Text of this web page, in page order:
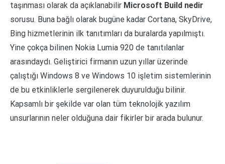
taşınması olarak da açıklanabilir Microsoft Build nedir
sorusu. Buna bağlı olarak bugüne kadar Cortana, SkyDrive,
Bing hizmetlerinin ilk tanıtımları da buralarda yapılmıştı.
Yine çokça bilinen Nokia Lumia 920 de tanıtılanlar
arasındaydı. Geliştirici firmanın uzun yıllar üzerinde
çalıştığı Windows 8 ve Windows 10 işletim sistemlerinin
de bu etkinliklerle sergilenerek duyurulduğu bilinir.
Kapsamlı bir şekilde var olan tüm teknolojik yazılım
unsurlarının neler olduğuna dair fikirler bir arada bulunur.